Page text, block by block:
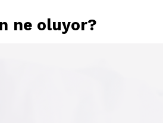
ne oluyor?